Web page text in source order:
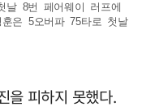
날 8번 페어웨이 러프에
은 5오버파 75타로 첫날
을 피하지 못했다.